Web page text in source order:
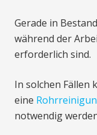
Gerade in
während der
erforderlich sind.
In solchen Fällen
eine
notwendig